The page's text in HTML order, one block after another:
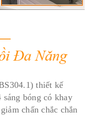
thiết kế
bóng có khay
chấn chắc chắn